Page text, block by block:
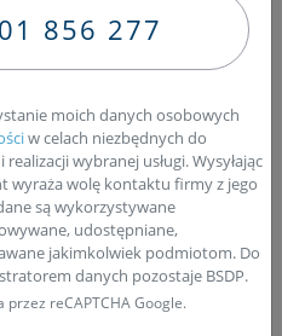
podlega
w wyniku
może prowadzić do
i innych elementów, co
wtryskiwaczami.
mogą dostawać się
takie jak piasek,
paliwa itp. Te
się w dyszach
ich zablokowanie lub
856 277
moich danych osobowych
w celach niezbędnych do
wybranej usługi. Wysyłając
wyraża wolę kontaktu firmy z jego
są wykorzystywane
udostępniane,
jakimkolwiek podmiotom. Do
danych pozostaje BSDP.
reCAPTCHA Google.